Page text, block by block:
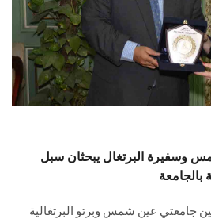
الدراسات العليا
الخريجين
الموظفون
سجل الان
وسفيرة البرتغال يبحثان سبل
بالجامعة
جامعتي عين شمس وبرتو البرتغالية